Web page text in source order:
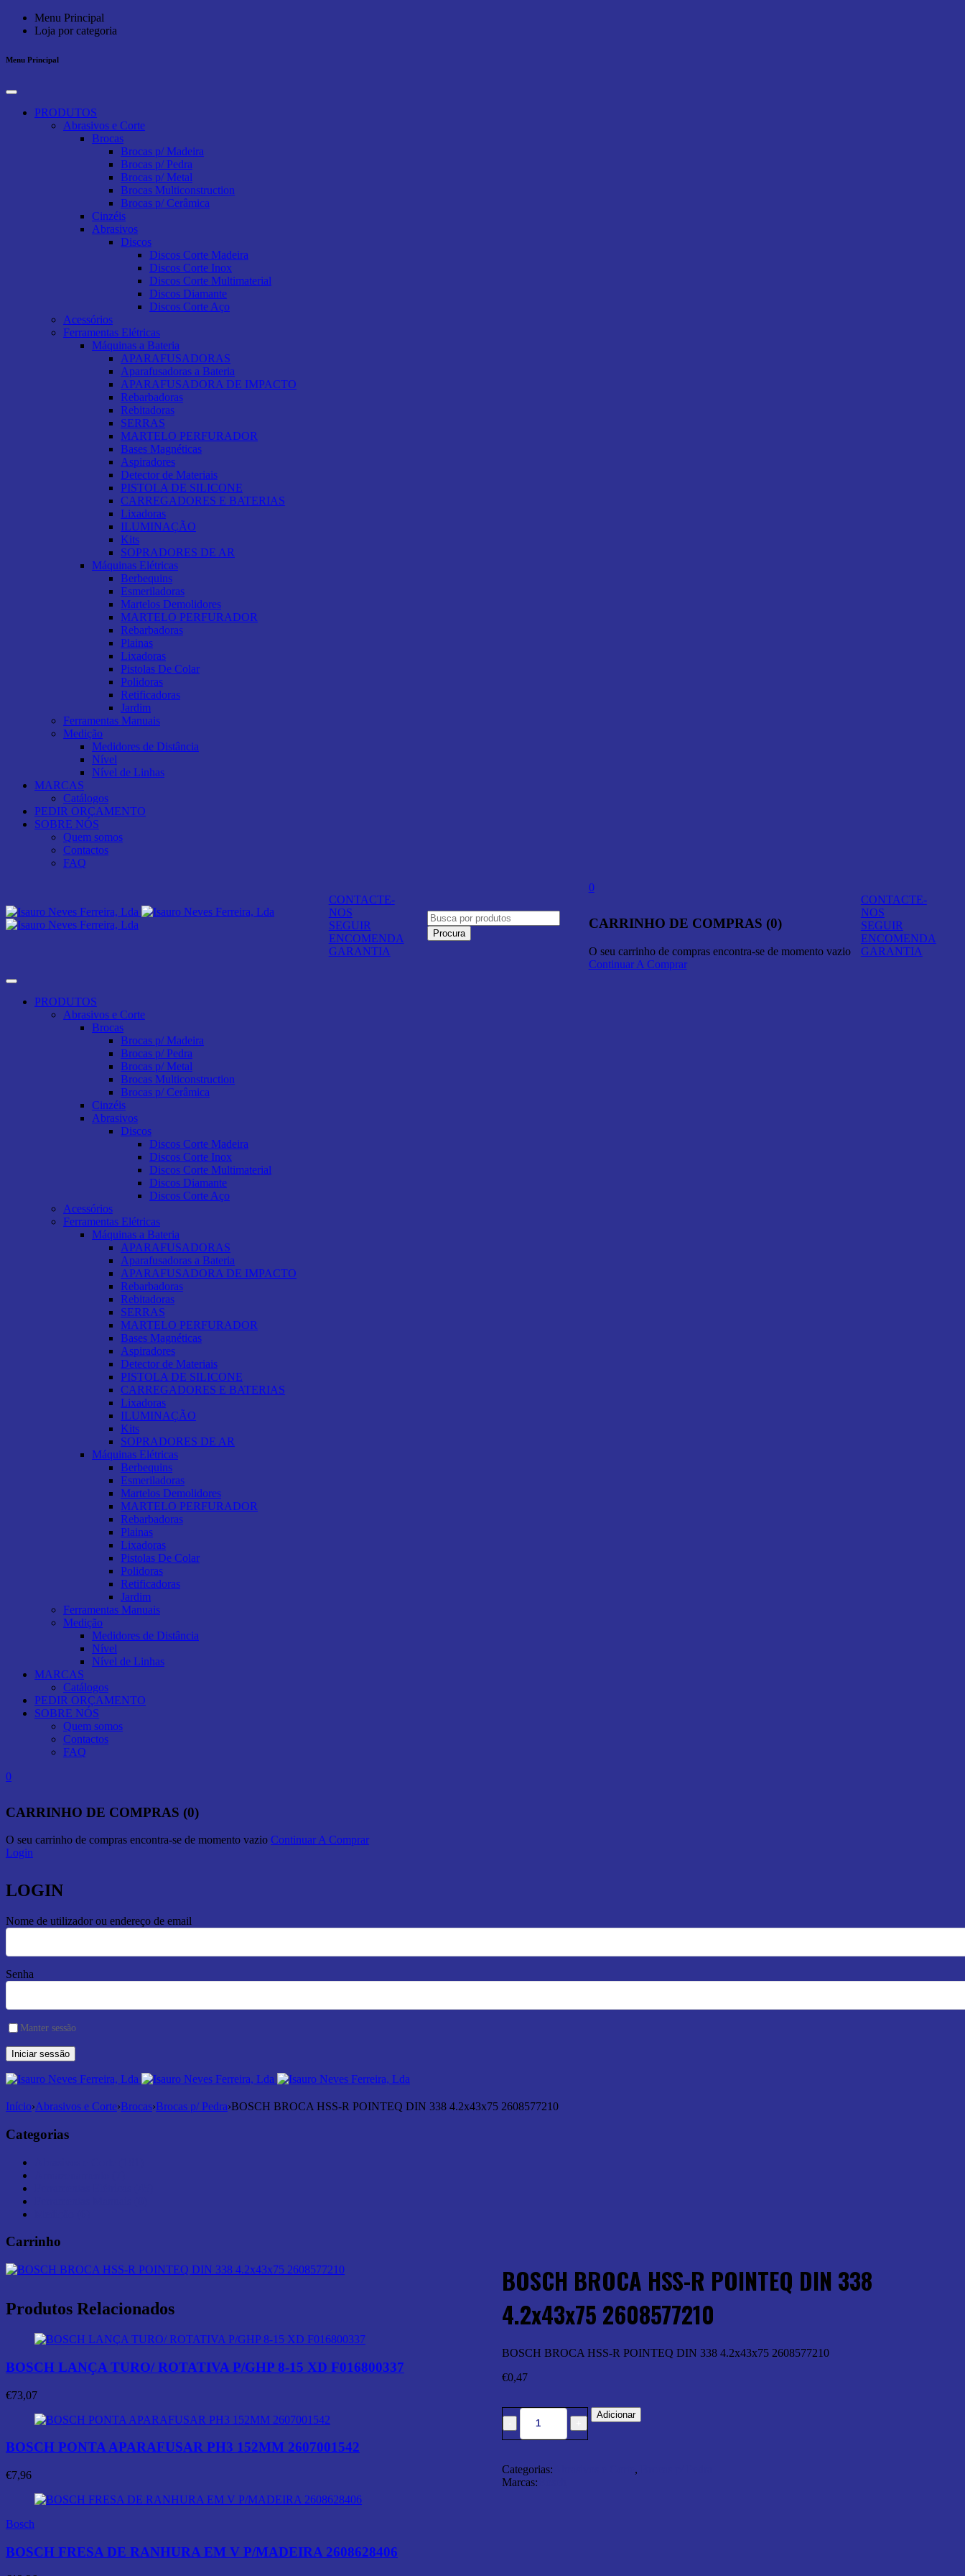
Menu Principal
Loja por categoria
Menu Principal
PRODUTOS
Abrasivos e Corte
Brocas
Brocas p/ Madeira
Brocas p/ Pedra
Brocas p/ Metal
Brocas Multiconstruction
Brocas p/ Cerâmica
Cinzéis
Abrasivos
Discos
Discos Corte Madeira
Discos Corte Inox
Discos Corte Multimaterial
Discos Diamante
Discos Corte Aço
Acessórios
Ferramentas Elétricas
Máquinas a Bateria
APARAFUSADORAS
Aparafusadoras a Bateria
APARAFUSADORA DE IMPACTO
Rebarbadoras
Rebitadoras
SERRAS
MARTELO PERFURADOR
Bases Magnéticas
Aspiradores
Detector de Materiais
PISTOLA DE SILICONE
CARREGADORES E BATERIAS
Lixadoras
ILUMINAÇÃO
Kits
SOPRADORES DE AR
Máquinas Elétricas
Berbequins
Esmeriladoras
Martelos Demolidores
MARTELO PERFURADOR
Rebarbadoras
Plainas
Lixadoras
Pistolas De Colar
Polidoras
Retificadoras
Jardim
Ferramentas Manuais
Medição
Medidores de Distância
Nível
Nível de Linhas
MARCAS
Catálogos
PEDIR ORÇAMENTO
SOBRE NÓS
Quem somos
Contactos
FAQ
CONTACTE-
NOS
SEGUIR
ENCOMENDA
GARANTIA
0
CARRINHO DE COMPRAS (0)
O seu carrinho de compras encontra-se de momento vazio
Continuar A Comprar
CONTACTE-
NOS
SEGUIR
ENCOMENDA
GARANTIA
PRODUTOS
Abrasivos e Corte
Brocas
Brocas p/ Madeira
Brocas p/ Pedra
Brocas p/ Metal
Brocas Multiconstruction
Brocas p/ Cerâmica
Cinzéis
Abrasivos
Discos
Discos Corte Madeira
Discos Corte Inox
Discos Corte Multimaterial
Discos Diamante
Discos Corte Aço
Acessórios
Ferramentas Elétricas
Máquinas a Bateria
APARAFUSADORAS
Aparafusadoras a Bateria
APARAFUSADORA DE IMPACTO
Rebarbadoras
Rebitadoras
SERRAS
MARTELO PERFURADOR
Bases Magnéticas
Aspiradores
Detector de Materiais
PISTOLA DE SILICONE
CARREGADORES E BATERIAS
Lixadoras
ILUMINAÇÃO
Kits
SOPRADORES DE AR
Máquinas Elétricas
Berbequins
Esmeriladoras
Martelos Demolidores
MARTELO PERFURADOR
Rebarbadoras
Plainas
Lixadoras
Pistolas De Colar
Polidoras
Retificadoras
Jardim
Ferramentas Manuais
Medição
Medidores de Distância
Nível
Nível de Linhas
MARCAS
Catálogos
PEDIR ORÇAMENTO
SOBRE NÓS
Quem somos
Contactos
FAQ
0
CARRINHO DE COMPRAS (0)
O seu carrinho de compras encontra-se de momento vazio Continuar A Comprar
Login
LOGIN
Nome de utilizador ou endereço de email
Senha
Manter sessão
Início›Abrasivos e Corte›Brocas›Brocas p/ Pedra›BOSCH BROCA HSS-R POINTEQ DIN 338 4.2x43x75 2608577210
Categorias
Carrinho
BOSCH BROCA HSS-R POINTEQ DIN 338
4.2x43x75 2608577210
BOSCH BROCA HSS-R POINTEQ DIN 338 4.2x43x75 2608577210
€0,47
Adicionar
Categorias: ,
Marcas:
Produtos Relacionados
BOSCH LANÇA TURO/ ROTATIVA P/GHP 8-15 XD F016800337
€73,07
BOSCH PONTA APARAFUSAR PH3 152MM 2607001542
€7,96
Bosch
BOSCH FRESA DE RANHURA EM V P/MADEIRA 2608628406